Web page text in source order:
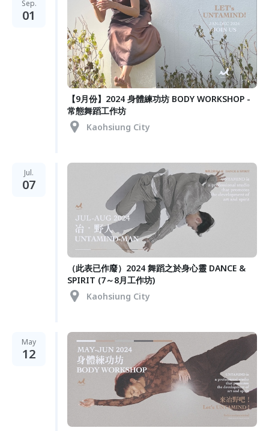
Sep.
01
【9月份】2024 身體練功坊 BODY WORKSHOP -
常態舞蹈工作坊
Kaohsiung City
Jul.
07
（此表已作廢）2024 舞蹈之於身心靈 DANCE &
SPIRIT (7～8月工作坊)
Kaohsiung City
May
12